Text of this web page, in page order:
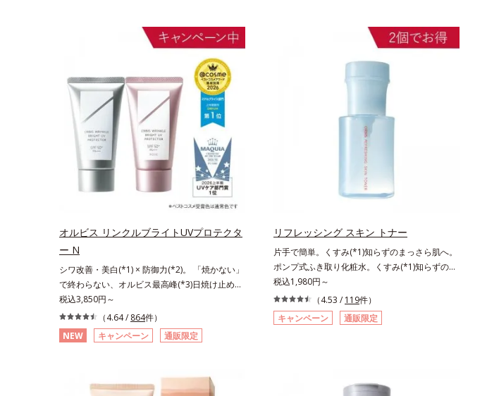
オルビス リンクルブライトUVプロテクタ
ー N
シワ改善・美白(*1) × 防御力(*2)。 「焼かない」
で終わらない、オルビス最高峰(*3)日焼け止め。
シワ改善・美白(*1) × 防御力(*2)「焼かない」で
終わらないオルビス最高峰(*3)顔用日焼け止めで
す。ポーラ化成の独自研究による、紫外線に反応
して強固な膜を形成する技術「瞬間オートディフ
環境でも汗やくずれから肌を守り、美容成分(*5)
税込3,850円～
（4.64 / 864件）
NEW
キャンペーン 通販限定
リフレッシング スキン トナー
片手で簡単。くすみ(*1)知らずのまっさら肌へ。
ポンプ式ふき取り化粧水。くすみ(*1)知らずのま
っさら肌へ。洗顔後すぐの肌に使う、ポンプ式の
ふき取り化粧水です。ポンプ式だから簡単。片手
でぷしゅっと押すだけでコットンに含ませられま
す。コットンで肌をふき取ると、植物由来
除去します。話題の美容成分CICA(*4)のほか、高
税込1,980円～
（4.53 / 119件）
キャンペーン
通販限定